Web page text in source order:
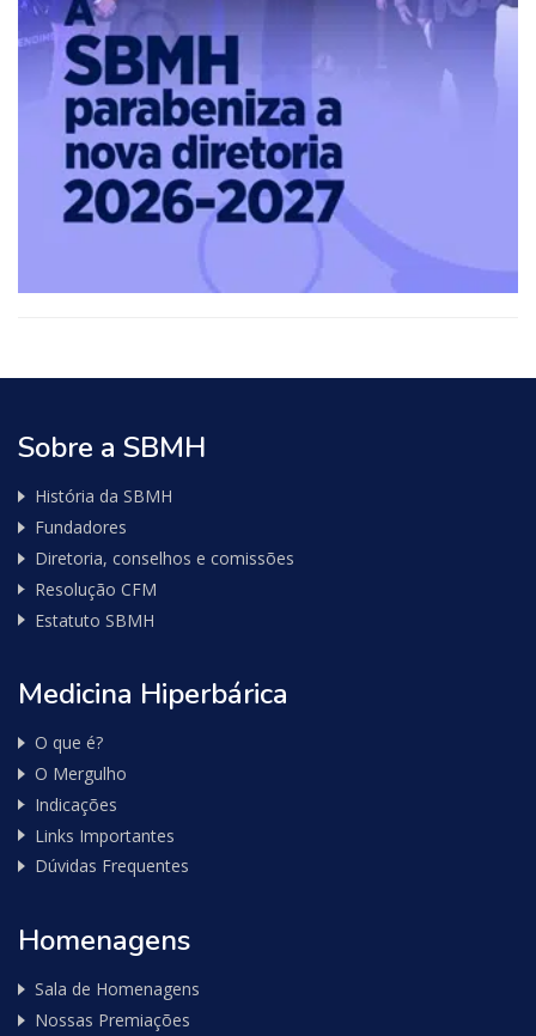
Sobre a SBMH
História da SBMH
Fundadores
Diretoria, conselhos e comissões
Resolução CFM
Estatuto SBMH
Medicina Hiperbárica
O que é?
O Mergulho
Indicações
Links Importantes
Dúvidas Frequentes
Homenagens
Sala de Homenagens
Nossas Premiações